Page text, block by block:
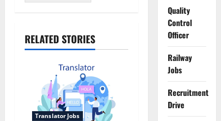
RELATED STORIES
Translator Jobs
Quality
Control
Officer
Railway
Jobs
Recruitment
Drive